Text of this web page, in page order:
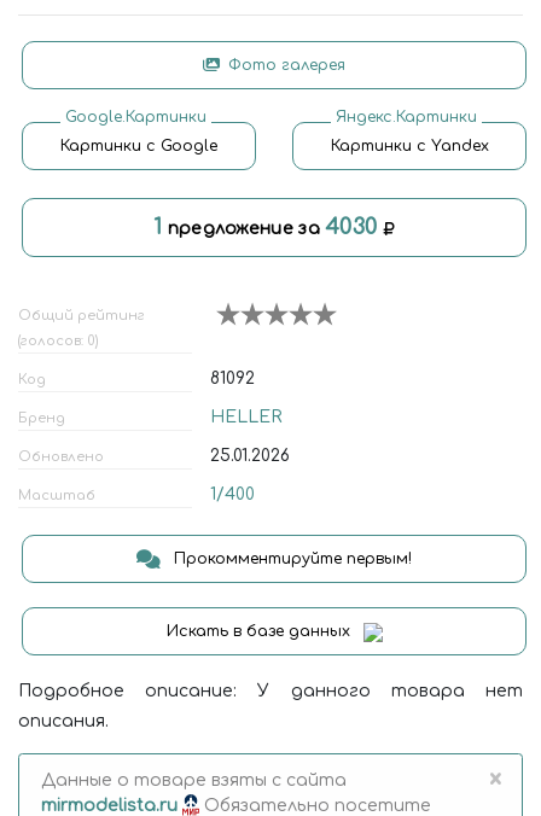
Фото галерея
Google.Картинки
Картинки с Google
Яндекс.Картинки
Картинки с Yandex
1 предложение за4030
Общий рейтинг
(голосов: 0)
Код 81092
Бренд HELLER
Обновлено 25.01.2026
Масштаб 1/400
Прокомментируйте первым!
Искать в базе данных
Подробное описание: У данного товара нет
описания.
Данные о товаре взяты с сайта
mirmodelista.ru
Обязательно посетите
×